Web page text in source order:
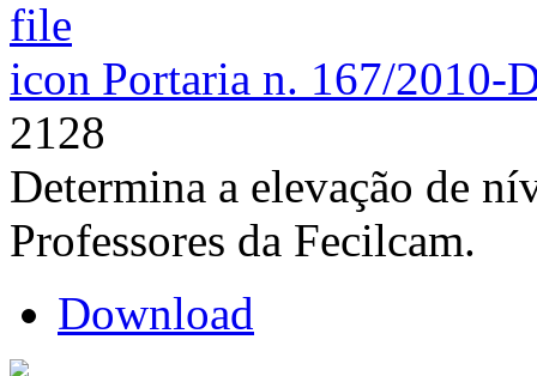
Portaria n. 167/2010-
2128
Determina a elevação de
Professores da Fecilcam.
Download